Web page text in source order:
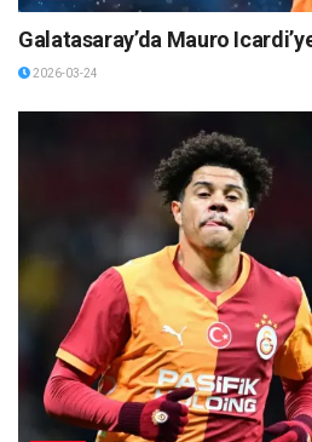
Galatasaray’da Mauro
2026-03-24